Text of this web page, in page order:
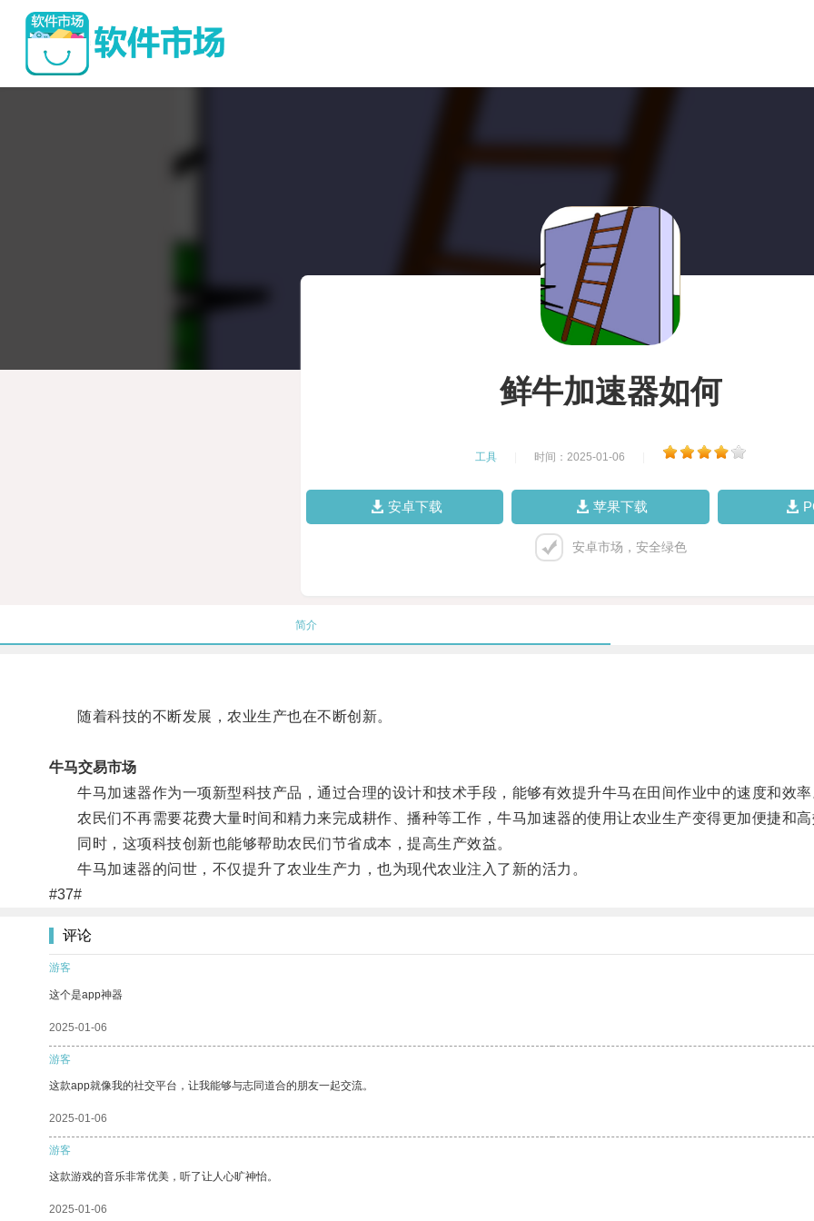
鲜牛加速器如何
工具 时间：2025-01-06
安卓下载 苹果下载
安卓市场，安全绿色
简介
随着科技的不断发展，农业生产也在不断创新。
牛马交易市场
牛马加速器作为一项新型科技产品，通过合理的设计和技术手段，能够有效提升牛马在田间作业中的速度和效率
农民们不再需要花费大量时间和精力来完成耕作、播种等工作，牛马加速器的使用让农业生产变得更加便捷和高
同时，这项科技创新也能够帮助农民们节省成本，提高生产效益。
牛马加速器的问世，不仅提升了农业生产力，也为现代农业注入了新的活力。
#37#
评论
游客
这个是app神器
2025-01-06
游客
这款app就像我的社交平台，让我能够与志同道合的朋友一起交流。
2025-01-06
游客
这款游戏的音乐非常优美，听了让人心旷神怡。
2025-01-06